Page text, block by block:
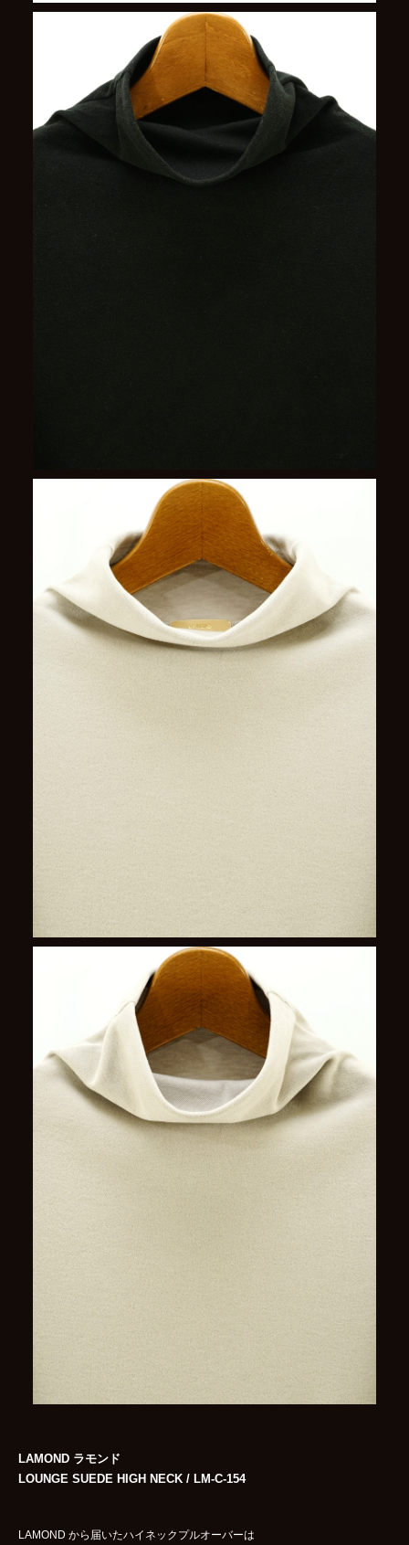
LAMOND ラモンド
LOUNGE SUEDE HIGH NECK / LM-C-154
LAMOND から届いたハイネックプルオーバーは